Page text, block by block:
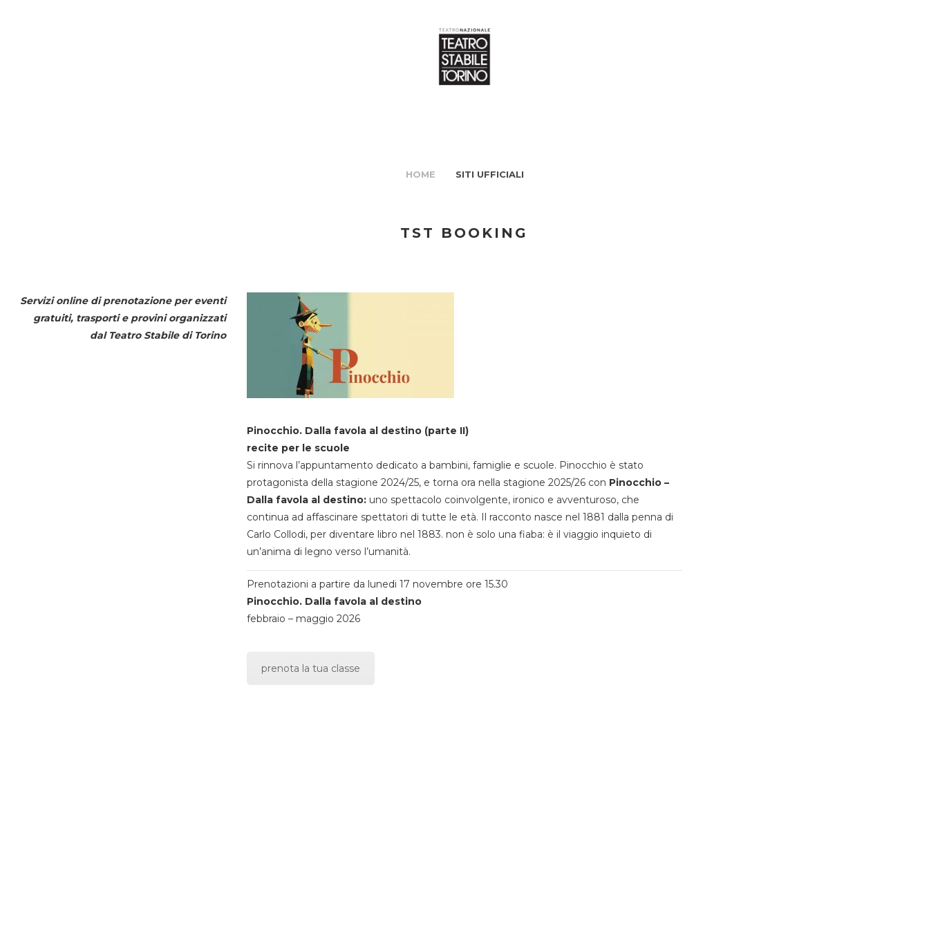
HOME SITI UFFICIALI
TST BOOKING
Servizi online di prenotazione per eventi
gratuiti, trasporti e provini organizzati
dal Teatro Stabile di Torino
Pinocchio. Dalla favola al destino (parte II)
recite per le scuole
Si rinnova l’appuntamento dedicato a bambini, famiglie e scuole. Pinocchio è stato
protagonista della stagione 2024/25, e torna ora nella stagione 2025/26 con Pinocchio –
Dalla favola al destino:uno spettacolo coinvolgente, ironico e avventuroso, che
continua ad affascinare spettatori di tutte le età. Il racconto nasce nel 1881 dalla penna di
Carlo Collodi, per diventare libro nel 1883. non è solo una fiaba: è il viaggio inquieto di
un’anima di legno verso l’umanità.
Prenotazioni a partire da lunedi 17 novembre ore 15.30
Pinocchio. Dalla favola al destino
febbraio – maggio 2026
prenota la tua classe